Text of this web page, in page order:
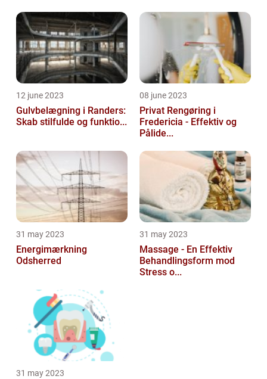
12 june 2023
Gulvbelægning i Randers:
Skab stilfulde og funktio...
08 june 2023
Privat Rengøring i
Fredericia - Effektiv og
Pålide...
31 may 2023
Energimærkning
Odsherred
31 may 2023
Massage - En Effektiv
Behandlingsform mod
Stress o...
31 may 2023